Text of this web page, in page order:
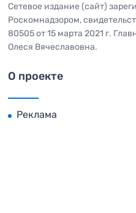
Сетевое издание (сайт)
Роскомнадзором,
80505 от 15 марта 2021 г.
Олеся Вячеславовна.
О проекте
Реклама